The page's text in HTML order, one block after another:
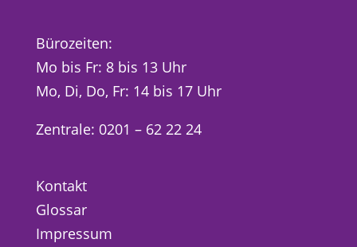
Bürozeiten:
Mo bis Fr: 8 bis 13 Uhr
Mo, Di, Do, Fr: 14 bis 17 Uhr
Zentrale: 0201 – 62 22 24
Kontakt
Glossar
Impressum